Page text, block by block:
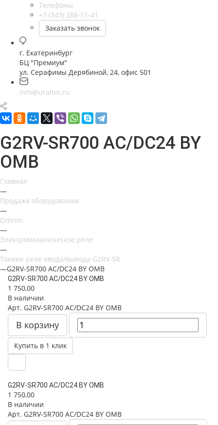
Телефоны
+7 (343) 288-51-41
Заказать звонок
г. Екатеринбург
БЦ "Премиум"
ул. Серафимы Дерябиной, 24, офис 501
info@uraltm.ru
G2RV-SR700 AC/DC24 BY
OMB
Главная
—
Продажа оборудования
—
Omron
—
Электромеханическое реле
—
Тонкие реле ввода/вывода G2RV-SR
—G2RV-SR700 AC/DC24 BY OMB
G2RV-SR700 AC/DC24 BY OMB
1 750,00
В наличии
Арт. G2RV-SR700 AC/DC24 BY OMB
В корзину
Купить в 1 клик
G2RV-SR700 AC/DC24 BY OMB
1 750,00
В наличии
Арт. G2RV-SR700 AC/DC24 BY OMB